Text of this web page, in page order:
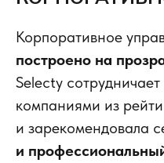
Корпоративное
построено на
Selecty
компаниями из
и зарекомендовала
и